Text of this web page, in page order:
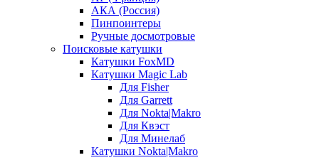
АКА (Россия)
Пинпоинтеры
Ручные досмотровые
Поисковые катушки
Катушки FoxMD
Катушки Magic Lab
Для Fisher
Для Garrett
Для Nokta|Makro
Для Квэст
Для Минелаб
Катушки Nokta|Makro